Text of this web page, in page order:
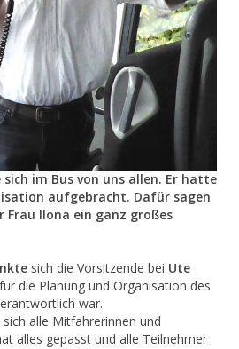
sich im Bus von uns allen. Er hatte
aufgebracht. Dafür sagen
Frau Ilona ein ganz großes
sich die Vorsitzende bei Ute
die Planung und Organisation des
war.
alle Mitfahrerinnen und
alles gepasst und alle Teilnehmer